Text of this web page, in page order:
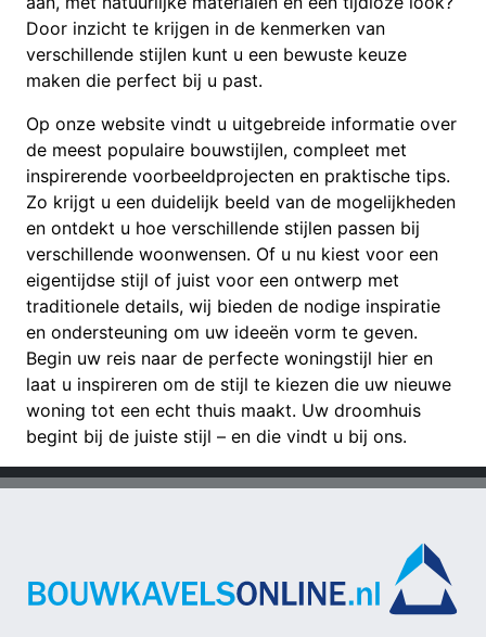
Door inzicht te krijgen in de kenmerken van
verschillende stijlen kunt u een bewuste keuze
maken die perfect bij u past.
Op onze website vindt u uitgebreide informatie over
de meest populaire bouwstijlen, compleet met
inspirerende voorbeeldprojecten en praktische tips.
Zo krijgt u een duidelijk beeld van de mogelijkheden
en ontdekt u hoe verschillende stijlen passen bij
verschillende woonwensen. Of u nu kiest voor een
eigentijdse stijl of juist voor een ontwerp met
traditionele details, wij bieden de nodige inspiratie
en ondersteuning om uw ideeën vorm te geven.
Begin uw reis naar de perfecte woningstijl hier en
laat u inspireren om de stijl te kiezen die uw nieuwe
woning tot een echt thuis maakt. Uw droomhuis
begint bij de juiste stijl – en die vindt u bij ons.